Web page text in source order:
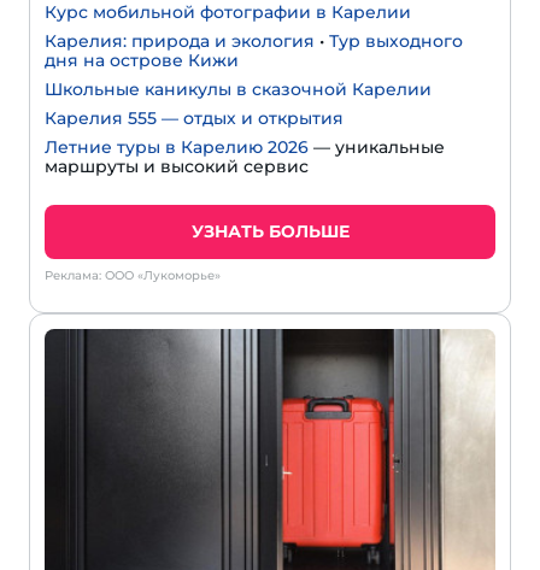
Курс мобильной фотографии в Карелии
Карелия: природа и экология • Тур выходного
дня на острове Кижи
Школьные каникулы в сказочной Карелии
Карелия 555 — отдых и открытия
Летние туры в Карелию 2026 — уникальные
маршруты и высокий сервис
УЗНАТЬ БОЛЬШЕ
Реклама: ООО «Лукоморье»